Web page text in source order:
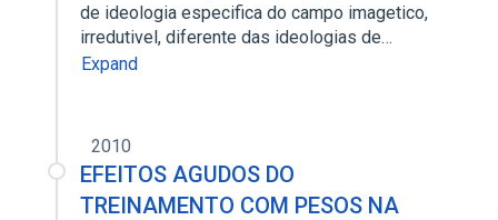
de ideologia especifica do campo imagetico,
irredutivel, diferente das ideologias de…
Expand
2010
EFEITOS AGUDOS DO
TREINAMENTO COM PESOS NA